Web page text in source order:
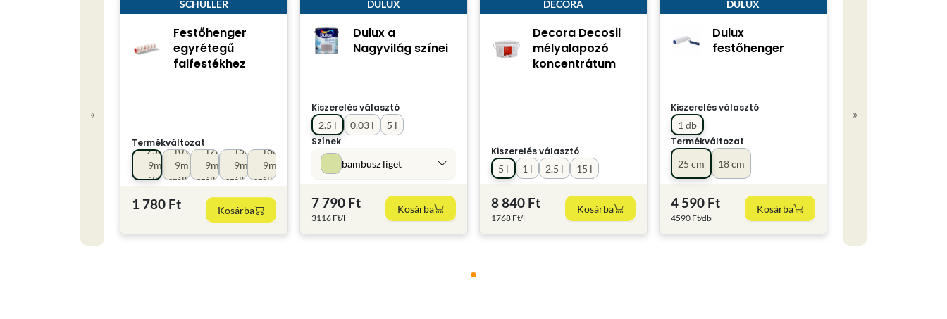
«
SCHULLER
Festőhenger
egyrétegű
falfestékhez
Termékváltozat
10 cm
9mm
szálhoss
12cm
9mm
szálhossz
15cm
9mm
szálhossz
18cm
9mm
szálhossz
25cm
9mm
szálhossz
1 780 Ft Kosárba
DULUX
Dulux a
Nagyvilág színei
Kiszerelés választó
0.03 l
2.5 l
5 l
Színek
bambusz liget
7 790 Ft
3116 Ft/l
Kosárba
DECORA
Decora Decosil
mélyalapozó
koncentrátum
Kiszerelés választó
1 l
2.5 l
5 l 15 l
8 840 Ft
1768 Ft/l
Kosárba
DULUX
Dulux
festőhenger
Kiszerelés választó
1 db
Termékváltozat
18 cm
25 cm
4 590 Ft
4590 Ft/db
Kosárba
»